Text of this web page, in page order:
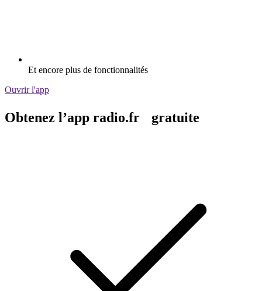
Et encore plus de fonctionnalités
Ouvrir l'app
Obtenez l’app radio.fr gratuite